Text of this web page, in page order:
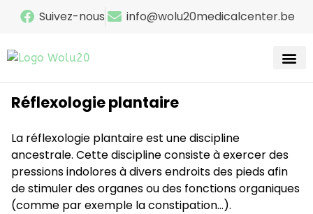
Suivez-nous info@wolu20medicalcenter.be
Réflexologie plantaire
La réflexologie plantaire est une discipline
ancestrale. Cette discipline consiste à exercer des
pressions indolores à divers endroits des pieds afin
de stimuler des organes ou des fonctions organiques
(comme par exemple la constipation…).